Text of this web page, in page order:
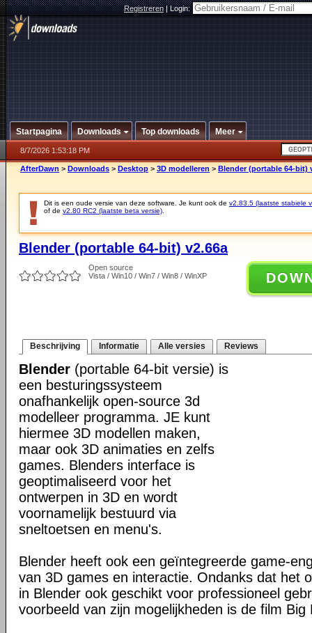
Registreren|Login:
Startpagina Downloads Top downloads Meer
8/7/2026 1:53:18 PM
AfterDawn > Downloads > Desktop > 3D modelleren > Blender (portable 64-bit)
Dit is een oude versie van deze software. Je kunt ook de v2.83.5 (laatste stabiele
of de v2.80 RC2 (laatste beta versie)
Blender (portable 64-bit) v2.66a
Open source
Vista / Win10 / Win7 / Win8 / WinXP
Beschrijving Informatie Alle versies Reviews
Blender (portable 64-bit versie) is
een besturingssysteem
onafhankelijk open-source 3d
modelleer programma. JE kunt
hiermee 3D modellen maken,
maar ook 3D animaties en zelfs
games. Blenders interface is
geoptimaliseerd voor het
ontwerpen in 3D en wordt
voornamelijk bestuurd via
sneltoetsen en menu's.
Blender heeft ook een geïntegreerde game-
van 3D games en interactie. Ondanks dat het
in Blender ook geschikt voor professioneel
voorbeeld van zijn mogelijkheden is de film Big